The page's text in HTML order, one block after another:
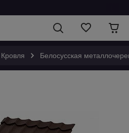
Кровля Белосусская